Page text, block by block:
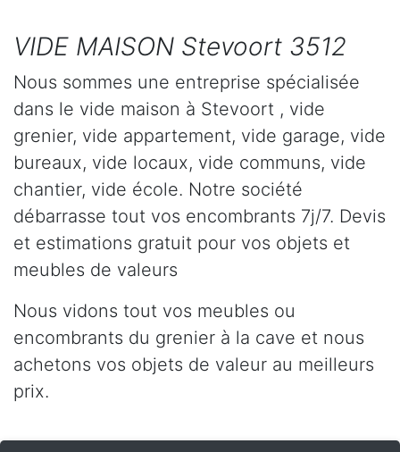
VIDE MAISON Stevoort 3512
Nous sommes une entreprise spécialisée
dans le vide maison à Stevoort , vide
grenier, vide appartement, vide garage, vide
bureaux, vide locaux, vide communs, vide
chantier, vide école. Notre société
débarrasse tout vos encombrants 7j/7. Devis
et estimations gratuit pour vos objets et
meubles de valeurs
Nous vidons tout vos meubles ou
encombrants du grenier à la cave et nous
achetons vos objets de valeur au meilleurs
prix.